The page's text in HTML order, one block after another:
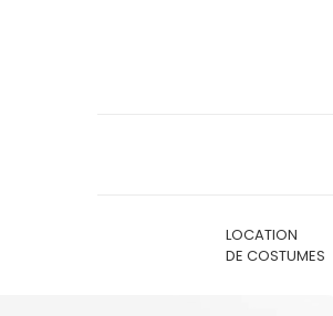
LOCATION
DE COSTUMES